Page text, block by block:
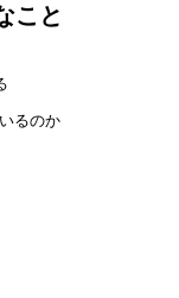
こと
るのか